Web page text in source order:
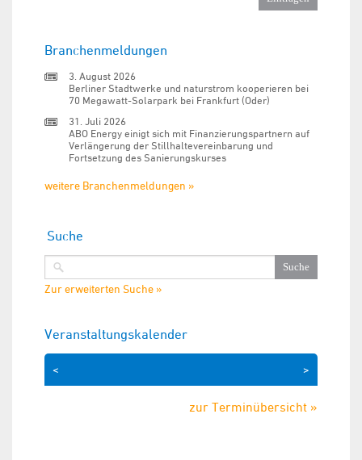
Branchenmeldungen
3. August 2026
Berliner Stadtwerke und naturstrom kooperieren bei
70 Megawatt-Solarpark bei Frankfurt (Oder)
31. Juli 2026
ABO Energy einigt sich mit Finanzierungspartnern auf
Verlängerung der Stillhaltevereinbarung und
Fortsetzung des Sanierungskurses
weitere Branchenmeldungen »
Suche
Zur erweiterten Suche »
Veranstaltungskalender
>
<
zur Terminübersicht »